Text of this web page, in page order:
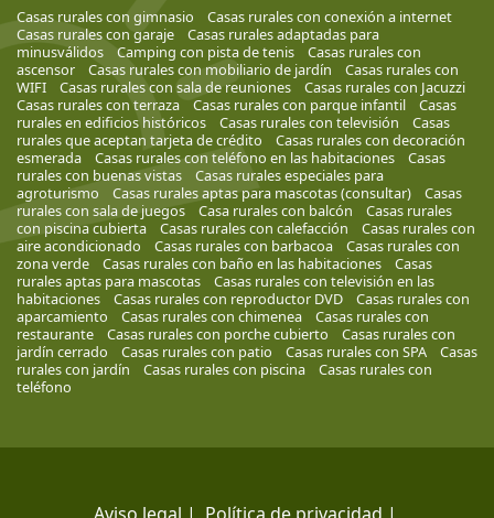
Casas rurales con gimnasio
Casas rurales con conexión a internet
Casas rurales con garaje
Casas rurales adaptadas para
minusválidos
Camping con pista de tenis
Casas rurales con
ascensor
Casas rurales con mobiliario de jardín
Casas rurales con
WIFI
Casas rurales con sala de reuniones
Casas rurales con Jacuzzi
Casas rurales con terraza
Casas rurales con parque infantil
Casas
rurales en edificios históricos
Casas rurales con televisión
Casas
rurales que aceptan tarjeta de crédito
Casas rurales con decoración
esmerada
Casas rurales con teléfono en las habitaciones
Casas
rurales con buenas vistas
Casas rurales especiales para
agroturismo
Casas rurales aptas para mascotas (consultar)
Casas
rurales con sala de juegos
Casa rurales con balcón
Casas rurales
con piscina cubierta
Casas rurales con calefacción
Casas rurales con
aire acondicionado
Casas rurales con barbacoa
Casas rurales con
zona verde
Casas rurales con baño en las habitaciones
Casas
rurales aptas para mascotas
Casas rurales con televisión en las
habitaciones
Casas rurales con reproductor DVD
Casas rurales con
aparcamiento
Casas rurales con chimenea
Casas rurales con
restaurante
Casas rurales con porche cubierto
Casas rurales con
jardín cerrado
Casas rurales con patio Casas rurales con SPA
Casas
rurales con jardín
Casas rurales con piscina
Casas rurales con
teléfono